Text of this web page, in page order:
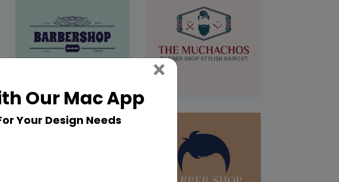
Our Mac App
Your Design Needs
× Close